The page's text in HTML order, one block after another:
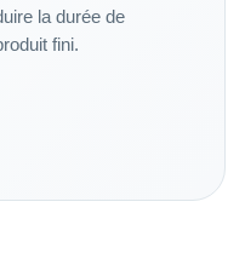
la durée de
fini.